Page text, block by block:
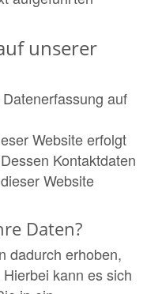
unserer
auf
Website erfolgt
Kontaktdaten
Website
Daten?
dadurch erhoben,
kann es sich